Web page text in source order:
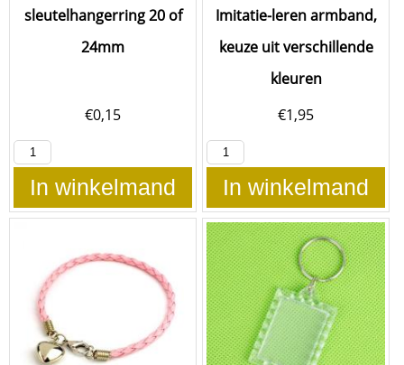
sleutelhangerring 20 of
24mm
€0,15
In winkelmand
Imitatie-leren armband,
keuze uit verschillende
kleuren
€1,95
In winkelmand